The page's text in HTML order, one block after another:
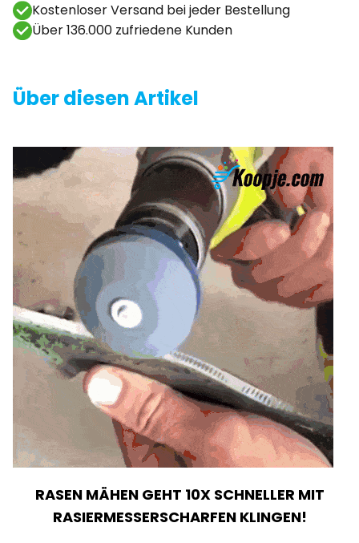
Kostenloser Versand bei jeder Bestellung
Über 136.000 zufriedene Kunden
Über diesen Artikel
RASEN MÄHEN GEHT 10X SCHNELLER MIT
RASIERMESSERSCHARFEN KLINGEN!